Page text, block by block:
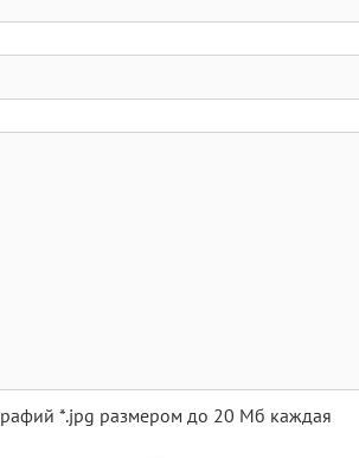
*.jpg размером до 20 Мб каждая